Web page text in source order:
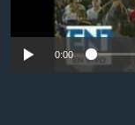
ຊີວິດຊາວລາວ
ຊຸມຊົນຊາວລາວ
ວິທະຍາສາດ-ເທັກໂນໂ
0:00